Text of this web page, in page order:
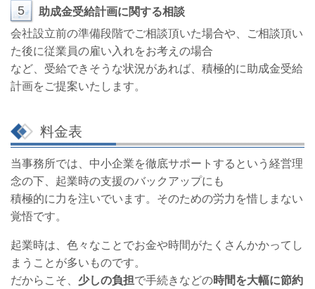
5
助成金受給計画に関する相談
会社設立前の準備段階でご相談頂いた場合や、ご相談頂い
た後に従業員の雇い入れをお考えの場合
など、受給できそうな状況があれば、積極的に助成金受給
計画をご提案いたします。
料金表
当事務所では、中小企業を徹底サポートするという経営理
念の下、起業時の支援のバックアップにも
積極的に力を注いでいます。そのための労力を惜しまない
覚悟です。
起業時は、色々なことでお金や時間がたくさんかかってし
まうことが多いものです。
だからこそ、 少しの負担で手続きなどの時間を大幅に節約